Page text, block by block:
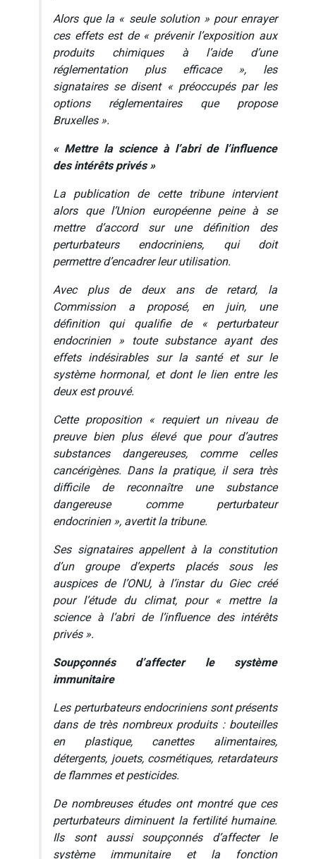
Alors que la « seule solution »pour enrayer
ces effets est de « prévenir l’exposition aux
produits chimiques à l’aide d’une
réglementation plus efficace », les
signataires se disent « préoccupés par les
options réglementaires que propose
Bruxelles ».
« Mettre la science à l’abri de l’influence
des intérêts privés »
La publication de cette tribune intervient
alors que l’Union européenne peine à se
mettre d’accord sur une définition des
perturbateurs endocriniens, qui doit
permettre d’encadrer leur utilisation.
Avec plus de deux ans de retard, la
Commission a proposé, en juin, une
définition qui qualifie de « perturbateur
endocrinien » toute substance ayant des
effets indésirables sur la santé et sur le
système hormonal, et dont le lien entre les
deux est prouvé.
Cette proposition « requiert un niveau de
preuve bien plus élevé que pour d’autres
substances dangereuses, comme celles
cancérigènes. Dans la pratique, il sera très
difficile de reconnaître une substance
dangereuse comme perturbateur
endocrinien », avertit la tribune.
Ses signataires appellent à la constitution
d’un groupe d’experts placés sous les
auspices de l’ONU, à l’instar du Giec créé
pour l’étude du climat, pour « mettre la
science à l’abri de l’influence des intérêts
privés ».
Soupçonnés d’affecter le système
immunitaire
Les perturbateurs endocriniens sont présents
dans de très nombreux produits : bouteilles
en plastique, canettes alimentaires,
détergents, jouets, cosmétiques, retardateurs
de flammes et pesticides.
De nombreuses études ont montré que ces
perturbateurs diminuent la fertilité humaine.
Ils sont aussi soupçonnés d’affecter le
système immunitaire et la fonction